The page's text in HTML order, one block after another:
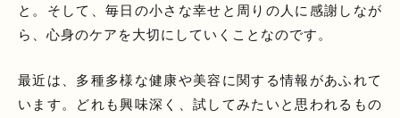
と。そして、毎日の小さな幸せと周りの人に感謝しなが
ら、心身のケアを大切にしていくことなのです。
最近は、多種多様な健康や美容に関する情報があふれて
います。どれも興味深く、試してみたいと思われるもの